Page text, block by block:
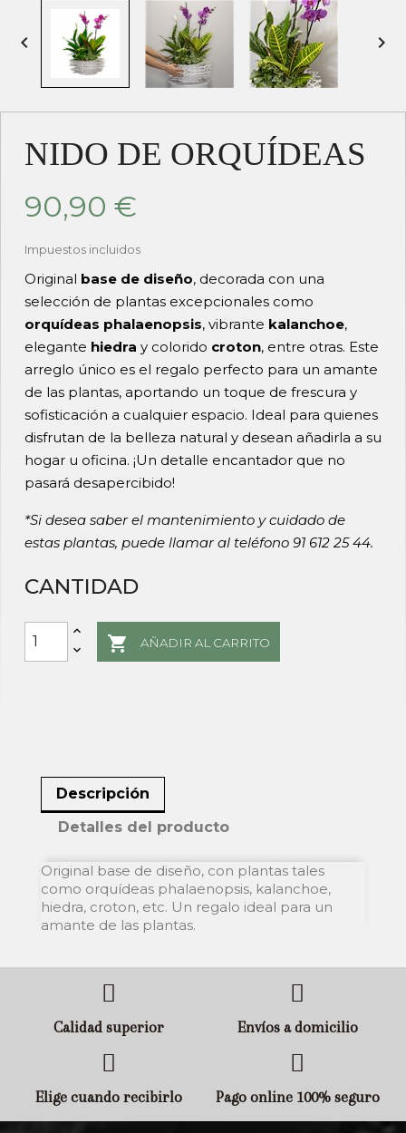
 
NIDO DE ORQUÍDEAS
90,90 €
Impuestos incluidos
Original base de diseño, decorada con una
selección de plantas excepcionales como
orquídeas phalaenopsis, vibrante kalanchoe,
elegante hiedra y colorido croton, entre otras. Este
arreglo único es el regalo perfecto para un amante
de las plantas, aportando un toque de frescura y
sofisticación a cualquier espacio. Ideal para quienes
disfrutan de la belleza natural y desean añadirla a su
hogar u oficina. ¡Un detalle encantador que no
pasará desapercibido!
*Si desea saber el mantenimiento y cuidado de
estas plantas, puede llamar al teléfono 91 612 25 44.
CANTIDAD
 AÑADIR AL CARRITO
Descripción
Detalles del producto
Original base de diseño, con plantas tales
como orquídeas phalaenopsis, kalanchoe,
hiedra, croton, etc. Un regalo ideal para un
amante de las plantas.
Calidad superior Envíos a domicilio
Elige cuando recibirlo Pago online 100% seguro